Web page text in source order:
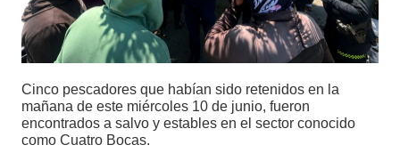
Cinco pescadores que habían sido retenidos en la
mañana de este miércoles 10 de junio, fueron
encontrados a salvo y estables en el sector conocido
como Cuatro Bocas.